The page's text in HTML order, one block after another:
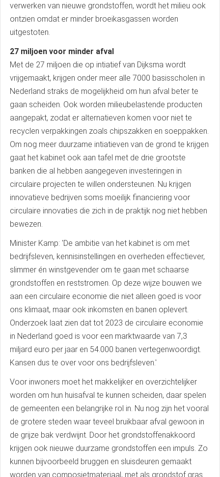
verwerken van nieuwe grondstoffen, wordt het milieu ook
ontzien omdat er minder broeikasgassen worden
uitgestoten.
27 miljoen voor minder afval
Met de 27 miljoen die op intiatief van Dijksma wordt
vrijgemaakt, krijgen onder meer alle 7000 basisscholen in
Nederland straks de mogelijkheid om hun afval beter te
gaan scheiden. Ook worden milieubelastende producten
aangepakt, zodat er alternatieven komen voor niet te
recyclen verpakkingen zoals chipszakken en soeppakken.
Om nog meer duurzame intiatieven van de grond te krijgen
gaat het kabinet ook aan tafel met de drie grootste
banken die al hebben aangegeven investeringen in
circulaire projecten te willen ondersteunen. Nu krijgen
innovatieve bedrijven soms moeilijk financiering voor
circulaire innovaties die zich in de praktijk nog niet hebben
bewezen.
Minister Kamp: 'De ambitie van het kabinet is om met
bedrijfsleven, kennisinstellingen en overheden effectiever,
slimmer én winstgevender om te gaan met schaarse
grondstoffen en reststromen. Op deze wijze bouwen we
aan een circulaire economie die niet alleen goed is voor
ons klimaat, maar ook inkomsten en banen oplevert.
Onderzoek laat zien dat tot 2023 de circulaire economie
in Nederland goed is voor een marktwaarde van 7,3
miljard euro per jaar en 54.000 banen vertegenwoordigt.
Kansen dus te over voor ons bedrijfsleven.'
Voor inwoners moet het makkelijker en overzichtelijker
worden om hun huisafval te kunnen scheiden, daar spelen
de gemeenten een belangrijke rol in. Nu nog zijn het vooral
de grotere steden waar teveel bruikbaar afval gewoon in
de grijze bak verdwijnt. Door het grondstoffenakkoord
krijgen ook nieuwe duurzame grondstoffen een impuls. Zo
kunnen bijvoorbeeld bruggen en sluisdeuren gemaakt
worden van composietmateriaal, met als grondstof gras